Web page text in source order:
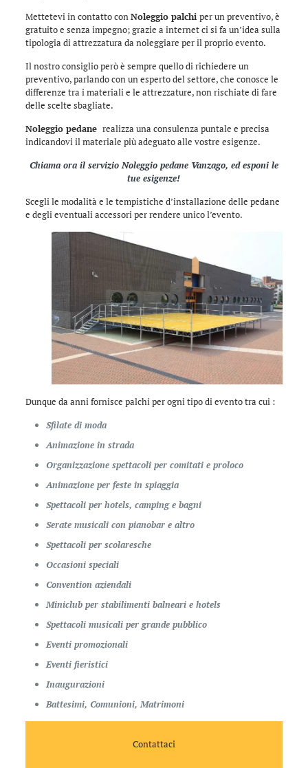
Mettetevi in contatto conNoleggio palchi per un preventivo, è
gratuito e senza impegno; grazie a internet ci si fa un’idea sulla
tipologia di attrezzatura da noleggiare per il proprio evento.
Il nostro consiglio però è sempre quello di richiedere un
preventivo, parlando con un esperto del settore, che conosce le
differenze tra i materiali e le attrezzature, non rischiate di fare
delle scelte sbagliate.
Noleggio pedane realizza una consulenza puntale e precisa
indicandovi il materiale più adeguato alle vostre esigenze.
Chiama ora il servizio Noleggio pedane Vanzago, ed esponi le
tue esigenze!
Scegli le modalità e le tempistiche d’installazione delle pedane
e degli eventuali accessori per rendere unico l’evento.
Dunque da anni fornisce palchi per ogni tipo di evento tra cui :
Sfilate di moda
Animazione in strada
Organizzazione spettacoli per comitati e proloco
Animazione per feste in spiaggia
Spettacoli per hotels, camping e bagni
Serate musicali con pianobar e altro
Spettacoli per scolaresche
Occasioni speciali
Convention aziendali
Miniclub per stabilimenti balneari e hotels
Spettacoli musicali per grande pubblico
Eventi promozionali
Eventi fieristici
Inaugurazioni
Battesimi, Comunioni, Matrimoni
Contattaci